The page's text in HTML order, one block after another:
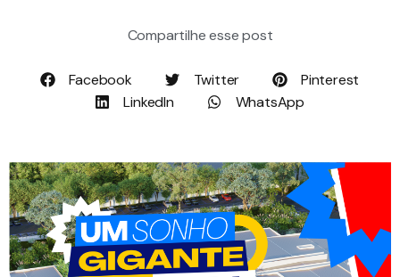
Compartilhe esse post
Facebook Twitter
Pinterest
LinkedIn
WhatsApp